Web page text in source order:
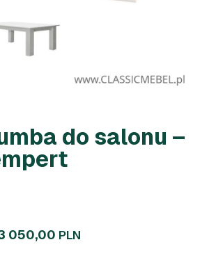
do salonu –
050,00 PLN